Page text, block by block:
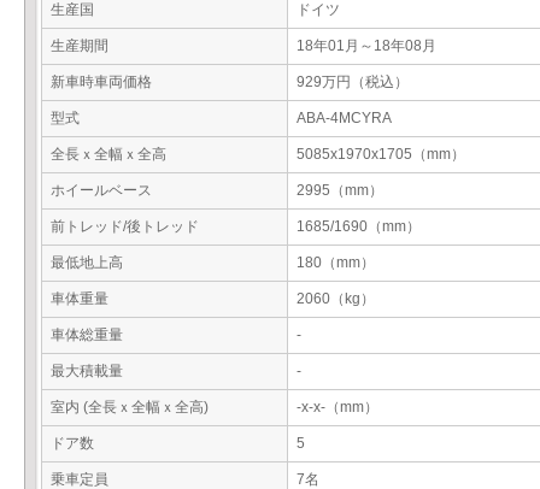
生産国 ドイツ
生産期間 18年01月～18年08月
新車時車両価格 929万円（税込）
型式 ABA-4MCYRA
全長ｘ全幅ｘ全高 5085x1970x1705（mm）
ホイールベース 2995（mm）
前トレッド/後トレッド 1685/1690（mm）
最低地上高 180（mm）
車体重量 2060（kg）
車体総重量 -
最大積載量 -
室内 (全長ｘ全幅ｘ全高) -x-x-（mm）
ドア数 5
乗車定員 7名